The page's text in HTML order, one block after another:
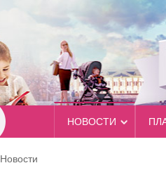
НОВОСТИ
Новости